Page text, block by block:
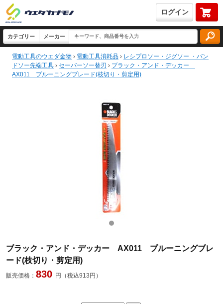
ログイン
電動工具のウエダ金物 › 電動工具消耗品 › レシプロソー・ジグソー ・バン
ドソー先端工具 › セーバーソー替刃 › ブラック・アンド・デッカー
AX011 プルーニングブレード(枝切り・剪定用)
ブラック・アンド・デッカー AX011 プルーニングブレ
ード(枝切り・剪定用)
販売価格： 830 円（税込913円）